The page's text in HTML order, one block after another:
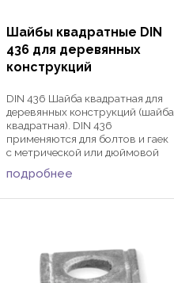
Шайбы квадратные DIN
436 для деревянных
конструкций
DIN 436 Шайба квадратная для
деревянных конструкций (шайба
квадратная). DIN 436
применяются для болтов и гаек
с метрической или дюймовой
резьбой при монтаже
деревянных конструкций
подробнее